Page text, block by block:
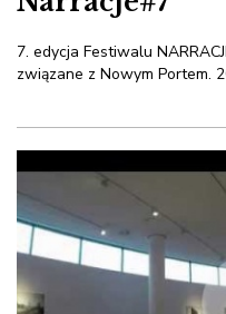
7. edycja Festiwalu
związane z Nowym Portem.